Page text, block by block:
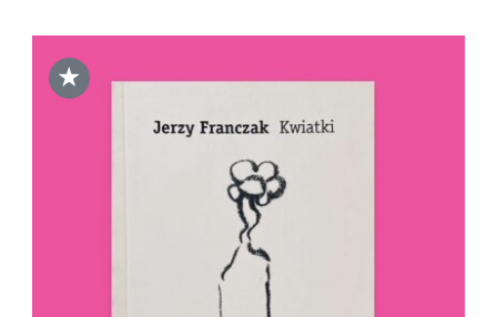
★
DODAJ DO KOSZYKA